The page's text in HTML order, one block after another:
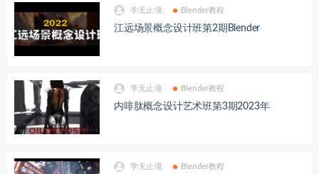
学无止境 Blender教程
江远场景概念设计班第2期Blender
学无止境 Blender教程
内啡肽概念设计艺术班第3期2023年
学无止境 Blender教程